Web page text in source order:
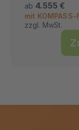
ab 4.555 €
mit
zzgl. MwSt.